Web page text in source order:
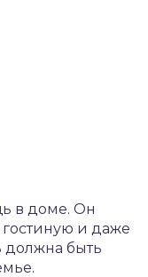
в доме. Он
и даже
должна быть